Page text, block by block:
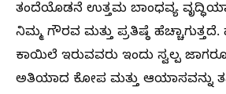
ತಂದೆಯೊಡನೆ ಉತ್ತಮ ಬಾಂಧವ್ಯ
ನಿಮ್ಮ ಗೌರವ ಮತ್ತು ಪ್ರತಿಷ್ಠೆ
ಕಾಯಿಲೆ ಇರುವವರು ಇಂದು ಸ್ವಲ್ಪ
ಅತಿಯಾದ ಕೋಪ ಮತ್ತು ಆಯಾಸವನ್ನು